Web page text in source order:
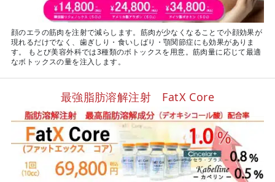
顔のエラの筋肉を注射で減らします。筋肉が少なくなることで小顔効果が
現れるだけでなく、歯ぎしり・食いしばり・顎関節症にも効果がありま
す。 もとび美容外科では3種類のボトックスを用意。筋肉量に応じて最適
なボトックスの量を注入します。
最強脂肪溶解注射 FatX Core